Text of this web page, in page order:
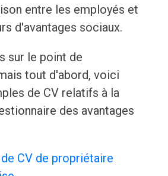
entre les employés et
d'avantages sociaux.
sur le point de
tout d'abord, voici
de CV relatifs à la
des avantages
CV de propriétaire